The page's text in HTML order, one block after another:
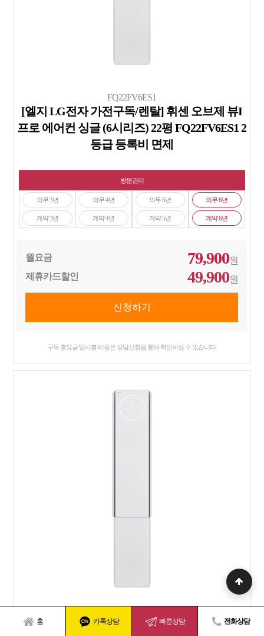
FQ22FV6ES1
[엘지 LG전자 가전구독/렌탈] 휘센 오브제 뷰I
프로 에어컨 싱글 (6시리즈) 22평 FQ22FV6ES1 2
등급 등록비 면제
방문관리
의무 3년
계약 3년
의무 4년
계약 4년
의무 5년
계약 5년
의무 6년
계약 6년
월요금 79,900원
제휴카드할인
49,900원
구독 총요금/일시불 비용은 상담신청을 통해 확인하실 수 있습니다.
FQ22FV3EA1
홈 카톡상담 빠른상담 전화상담